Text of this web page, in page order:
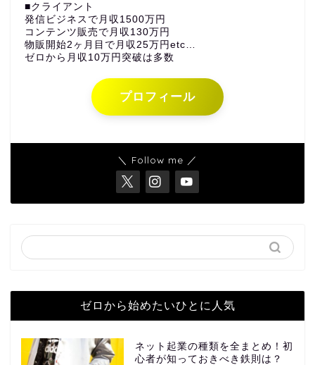
■クライアント
発信ビジネスで月収1500万円
コンテンツ販売で月収130万円
物販開始2ヶ月目で月収25万円etc…
ゼロから月収10万円突破は多数
プロフィール
＼ Follow me ／
ゼロから始めたいひとに人気
ネット起業の種類を全まとめ！初
心者が知っておきべき鉄則は？